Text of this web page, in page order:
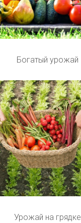
Богатый урожай
Урожай на грядке